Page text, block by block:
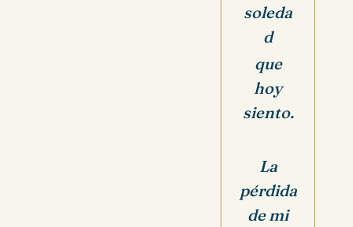
soleda
d
que
hoy
siento.
La
pérdida
de mi